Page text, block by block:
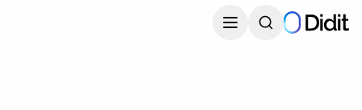
تجاوز إلى المحتوى الرئيسي